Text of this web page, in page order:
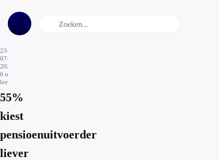
23-
07-
2021
6 min.
leestijd
55%
kiest
pensioenuitvoerder
liever